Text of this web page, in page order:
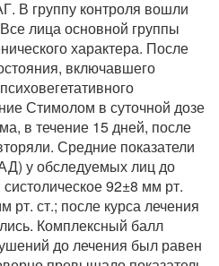
В группу контроля вошли
лица основной группы
характера. После
включавшего
Стимолом в суточной дозе
в течение 15 дней, после
Средние показатели
у обследуемых лиц до
92±8 мм рт.
рт. ст.; после курса лечения
Комплексный балл
до лечения был равен